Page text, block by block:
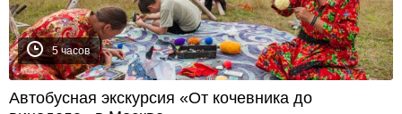
5 часов
Автобусная экскурсия «От кочевника до